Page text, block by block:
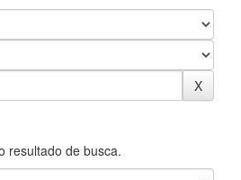
resultado de busca.